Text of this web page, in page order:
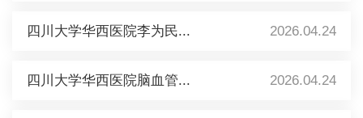
四川大学华西医院李为民... 2026.04.24
四川大学华西医院脑血管... 2026.04.24